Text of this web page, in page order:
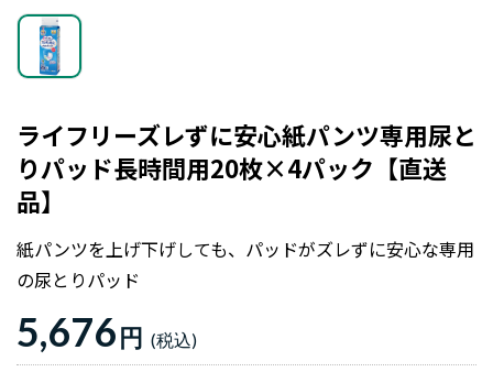
ライフリーズレずに安心紙パンツ専用尿と
りパッド長時間用20枚×4パック【直送
品】
紙パンツを上げ下げしても、パッドがズレずに安心な専用
の尿とりパッド
5,676円